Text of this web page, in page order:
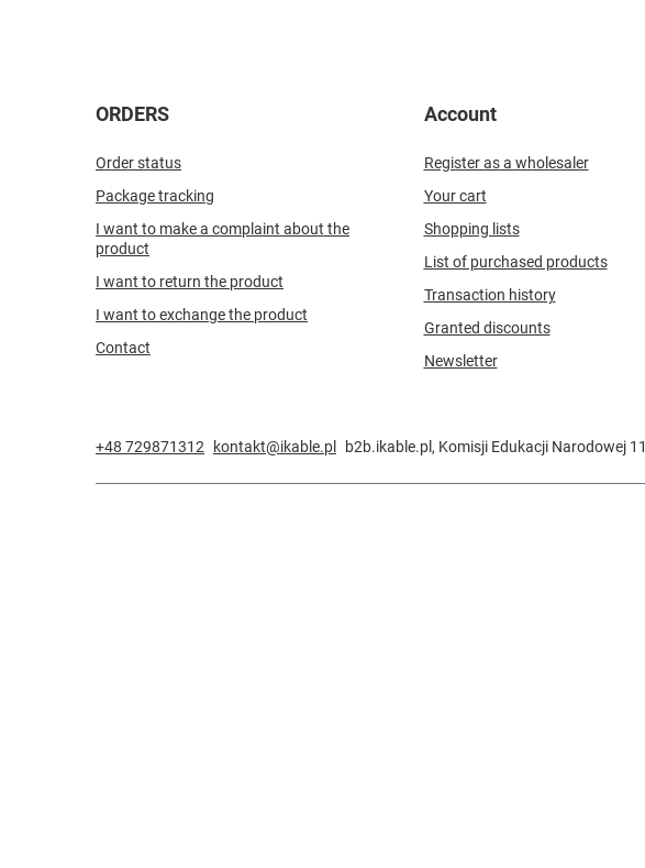
ORDERS
Order status
Package tracking
I want to make a complaint about the
product
I want to return the product
I want to exchange the product
Contact
Account
Register as a wholesaler
Your cart
Shopping lists
List of purchased products
Transaction history
Granted discounts
Newsletter
+48 729871312 kontakt@ikable.pl b2b.ikable.pl , Komisji Edukacji Narodowej 11